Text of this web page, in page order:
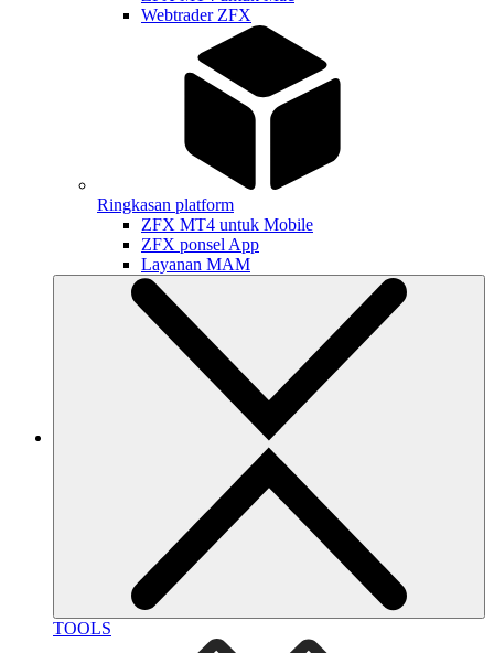
Webtrader ZFX
Ringkasan platform
ZFX MT4 untuk Mobile
ZFX ponsel App
Layanan MAM
TOOLS